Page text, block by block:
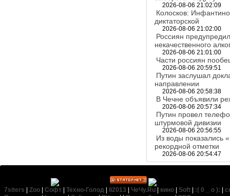
2026-08-06 21:02:09
Колосков:
диктаторской
2026-08-06 21:02:00
Россиян
некачественного
2026-08-06 21:01:00
Части россиян
2026-08-06 20:59:51
Путин заслушал
направлении
2026-08-06 20:58:38
В Чечне объявили
2026-08-06 20:57:34
Путин провел
штурмовой дивизии
2026-08-06 20:56:55
Из воды показались
рекордной отметки
2026-08-06 20:54:47
7siters Zoo Софт Техно-Голод li2013 ЧеЧу.Ru кино Soft :( 0 _ о ):